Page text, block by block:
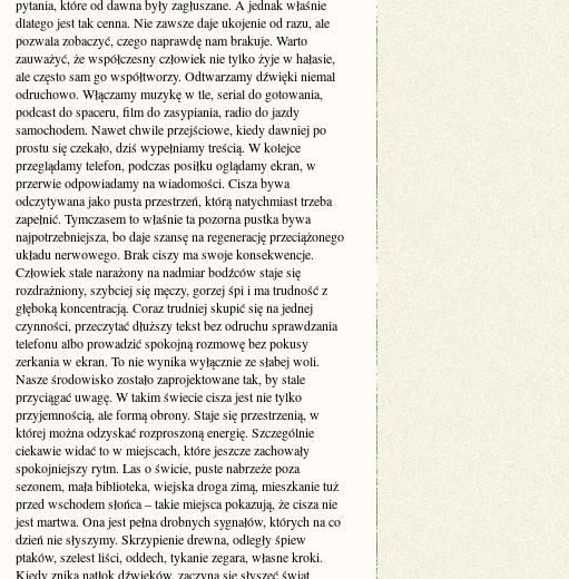
pytania, które od dawna były zagłuszane. A jednak właśnie
dlatego jest tak cenna. Nie zawsze daje ukojenie od razu, ale
pozwala zobaczyć, czego naprawdę nam brakuje. Warto
zauważyć, że współczesny człowiek nie tylko żyje w hałasie,
ale często sam go współtworzy. Odtwarzamy dźwięki niemal
odruchowo. Włączamy muzykę w tle, serial do gotowania,
podcast do spaceru, film do zasypiania, radio do jazdy
samochodem. Nawet chwile przejściowe, kiedy dawniej po
prostu się czekało, dziś wypełniamy treścią. W kolejce
przeglądamy telefon, podczas posiłku oglądamy ekran, w
przerwie odpowiadamy na wiadomości. Cisza bywa
odczytywana jako pusta przestrzeń, którą natychmiast trzeba
zapełnić. Tymczasem to właśnie ta pozorna pustka bywa
najpotrzebniejsza, bo daje szansę na regenerację przeciążonego
układu nerwowego. Brak ciszy ma swoje konsekwencje.
Człowiek stale narażony na nadmiar bodźców staje się
rozdrażniony, szybciej się męczy, gorzej śpi i ma trudność z
głęboką koncentracją. Coraz trudniej skupić się na jednej
czynności, przeczytać dłuższy tekst bez odruchu sprawdzania
telefonu albo prowadzić spokojną rozmowę bez pokusy
zerkania w ekran. To nie wynika wyłącznie ze słabej woli.
Nasze środowisko zostało zaprojektowane tak, by stale
przyciągać uwagę. W takim świecie cisza jest nie tylko
przyjemnością, ale formą obrony. Staje się przestrzenią, w
której można odzyskać rozproszoną energię. Szczególnie
ciekawie widać to w miejscach, które jeszcze zachowały
spokojniejszy rytm. Las o świcie, puste nabrzeże poza
sezonem, mała biblioteka, wiejska droga zimą, mieszkanie tuż
przed wschodem słońca – takie miejsca pokazują, że cisza nie
jest martwa. Ona jest pełna drobnych sygnałów, których na co
dzień nie słyszymy. Skrzypienie drewna, odległy śpiew
ptaków, szelest liści, oddech, tykanie zegara, własne kroki.
Kiedy znika natłok dźwięków, zaczyna się słyszeć świat